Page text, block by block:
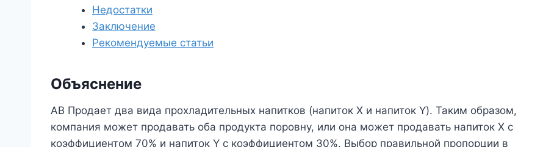
Недостатки
Заключение
Рекомендуемые статьи
Объяснение
AB Продает два вида прохладительных напитков (напиток X и напиток Y). Таким образом,
компания может продавать оба продукта поровну, или она может продавать напиток Х с
коэффициентом 70% и напиток Y с коэффициентом 30%. Выбор правильной пропорции в